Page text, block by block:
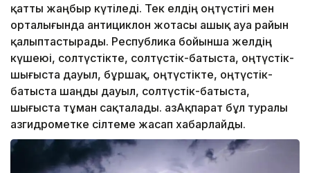
қатты жаңбыр күтіледі. Тек елдің оңтүстігі мен
орталығында антициклон жотасы ашық ауа райын
қалыптастырады. Республика бойынша желдің
күшеюі, солтүстікте, солтүстік-батыста, оңтүстік-
шығыста дауыл, бұршақ, оңтүстікте, оңтүстік-
батыста шаңды дауыл, солтүстік-батыста,
шығыста тұман сақталады. ҚазАқпарат бұл туралы
Қазгидрометке сілтеме жасап хабарлайды.